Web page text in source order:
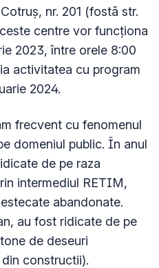
nr. 201 (fostă str.
centre vor funcționa
2023, între orele 8:00
activitatea cu program
2024.
frecvent cu fenomenul
domeniul public. În anul
de pe raza
intermediul RETIM,
abandonate.
au fost ridicate de pe
de deseuri
constructii).